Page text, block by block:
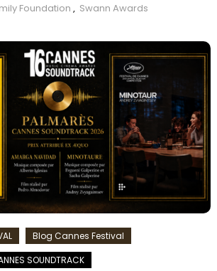
Foundation , Swann Awards
Blog Cannes Festival
SOUNDTRACK